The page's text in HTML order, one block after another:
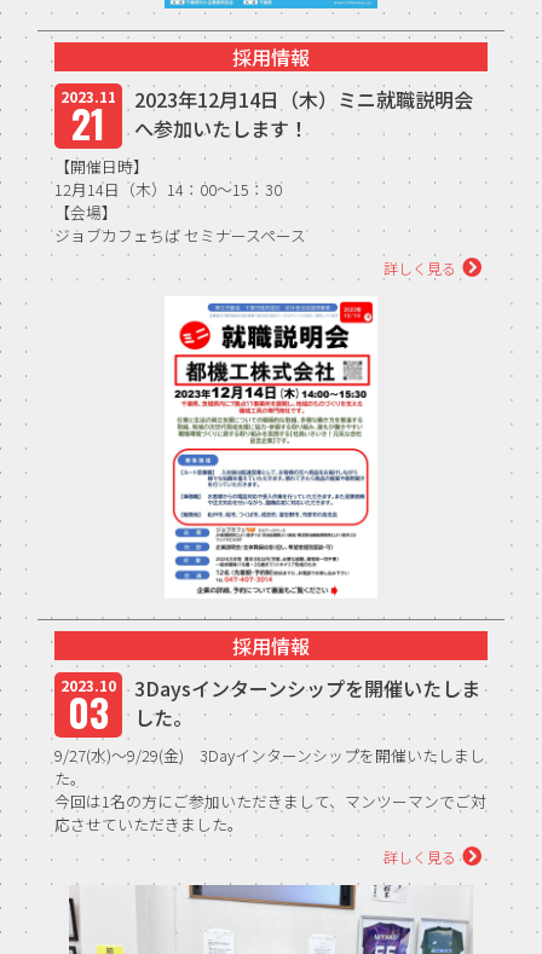
採用情報
2023.11
21
2023年12月14日（木）ミニ就職説明会
へ参加いたします！
【開催日時】
12月14日（木）14：00～15：30
【会場】
ジョブカフェちば セミナースペース
（船橋駅前 FACEビル9階）
【内容】
企業説明会・全体質疑応答...
詳しく見る
採用情報
2023.10
03
3Daysインターンシップを開催いたしま
した。
9/27(水)～9/29(金) 3Dayインターンシップを開催いたしまし
た。
今回は1名の方にご参加いただきまして、マンツーマンでご対
応させていただきました。
先月同様、朝礼体験や営業同行、先輩社員交流会など盛り沢
詳しく見る